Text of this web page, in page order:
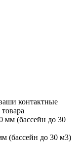
контактные
(бассейн до 30 м3)